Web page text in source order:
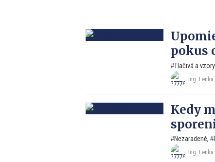
pokus
Tlačivá a vzory
Ing.
Kedy
Nezaradené,
Ing.